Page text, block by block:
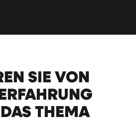
SIE VON
THEMA